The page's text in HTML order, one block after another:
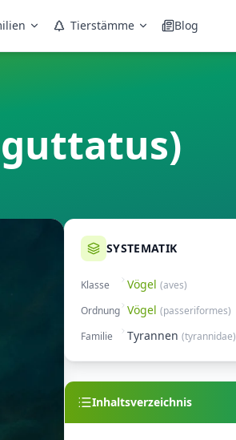
Tierstämme Blog
SYSTEMATIK
Klasse Vögel (aves)
Ordnung Vögel (passeriformes)
Familie
Tyrannen (tyrannidae)
Inhaltsverzeichnis